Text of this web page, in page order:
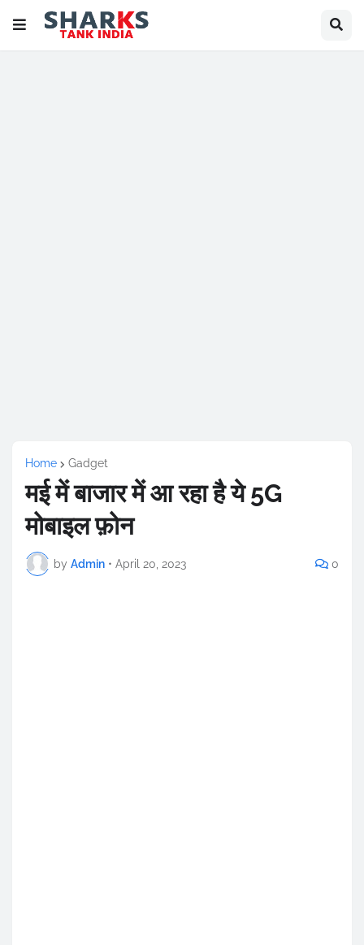
Home Gadget
मई में बाजार में आ रहा है ये 5G
मोबाइल फ़ोन
by Admin • April 20, 2023 0